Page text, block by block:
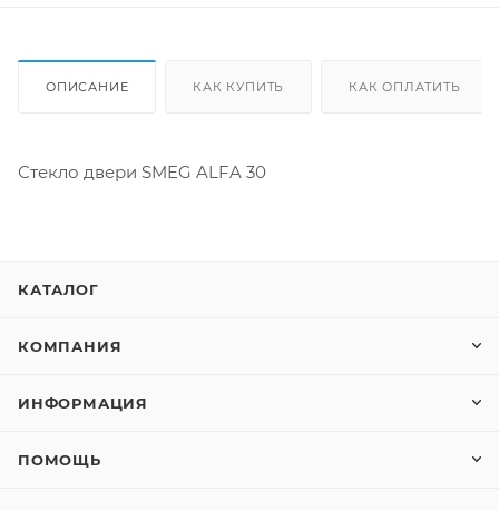
ОПИСАНИЕ КАК КУПИТЬ КАК ОПЛАТИТЬ
Стекло двери SMEG ALFA 30
КАТАЛОГ
КОМПАНИЯ
ИНФОРМАЦИЯ
ПОМОЩЬ